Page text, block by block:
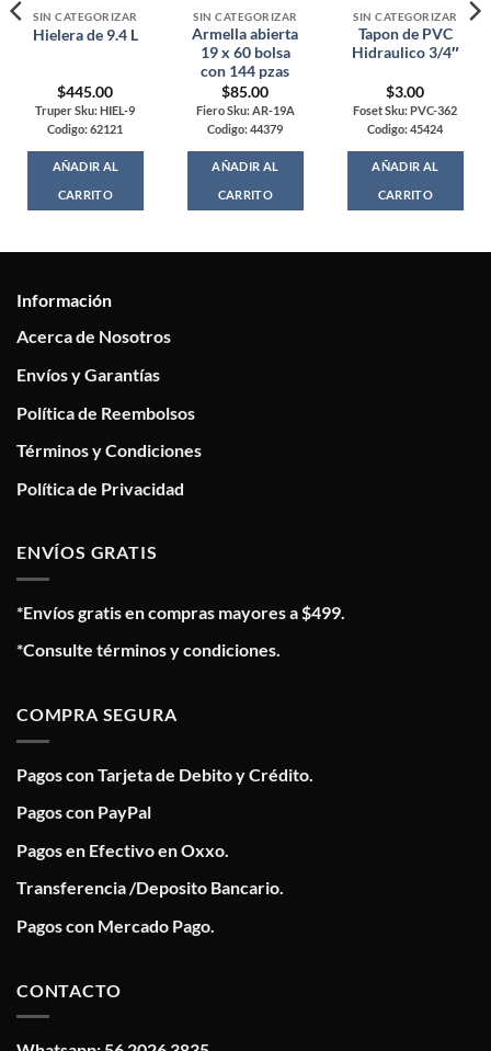
SIN CATEGORIZAR
Hielera de 9.4 L
$445.00
Truper Sku: HIEL-9
Codigo: 62121
AÑADIR AL
CARRITO
SIN CATEGORIZAR
Armella abierta
19 x 60 bolsa
con 144 pzas
$85.00
Fiero Sku: AR-19A
Codigo: 44379
AÑADIR AL
CARRITO
SIN CATEGORIZAR
Tapon de PVC
Hidraulico 3/4″
$3.00
Foset Sku: PVC-362
Codigo: 45424
AÑADIR AL
CARRITO
Información
Acerca de Nosotros
Envíos y Garantías
Política de Reembolsos
Términos y Condiciones
Política de Privacidad
ENVÍOS GRATIS
*Envíos gratis en compras mayores a $499.
*Consulte términos y condiciones.
COMPRA SEGURA
Pagos con Tarjeta de Debito y Crédito.
Pagos con PayPal
Pagos en Efectivo en Oxxo.
Transferencia /Deposito Bancario.
Pagos con Mercado Pago.
CONTACTO